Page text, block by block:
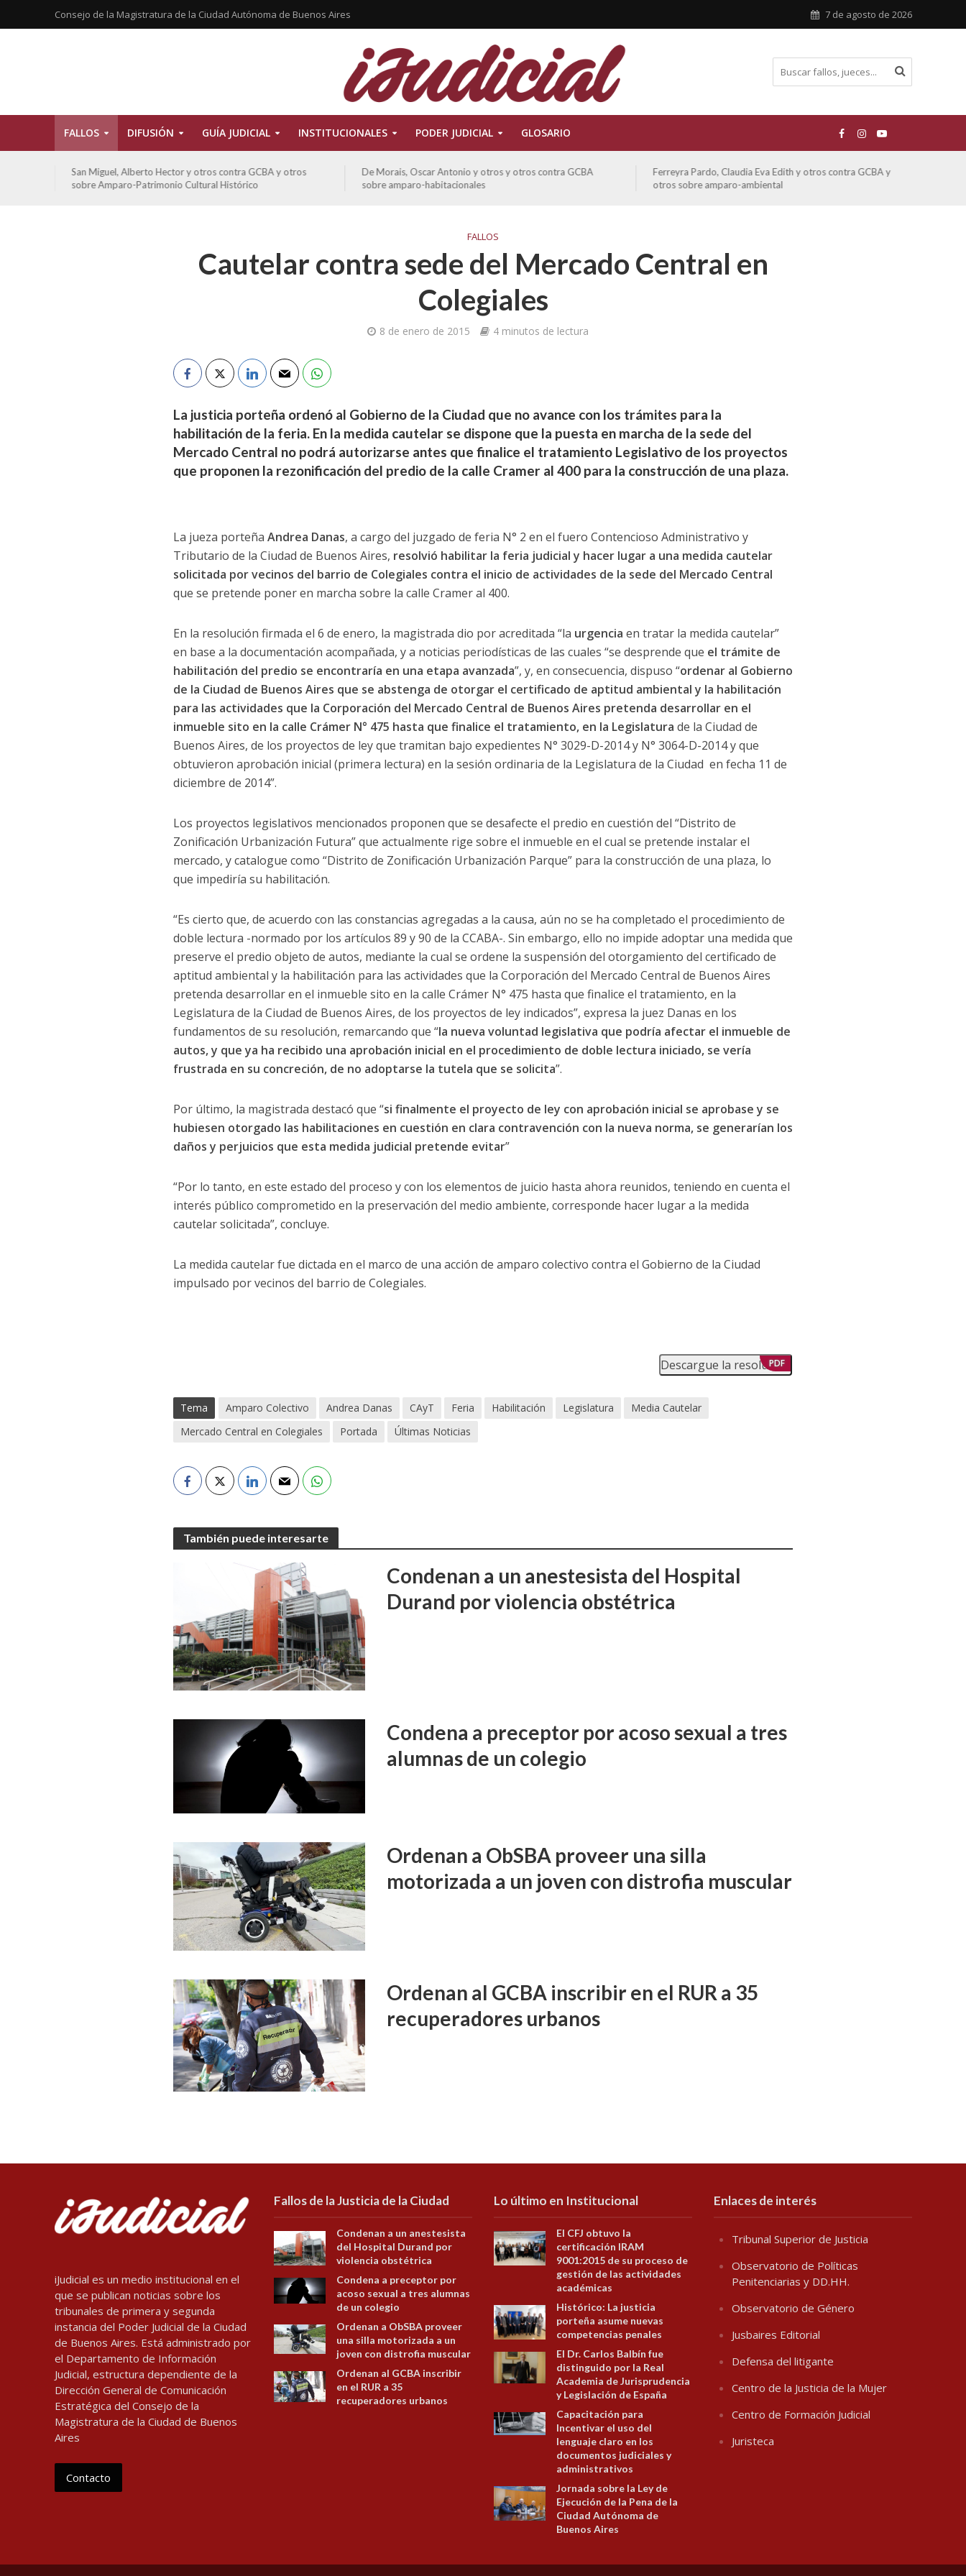
Consejo de la Magistratura de la Ciudad Autónoma de Buenos Aires 7 de agosto de 2026
FALLOS DIFUSIÓN GUÍA JUDICIAL INSTITUCIONALES PODER JUDICIAL GLOSARIO
San Miguel, Alberto Hector y otros contra GCBA y otros
sobre Amparo-Patrimonio Cultural Histórico
De Morais, Oscar Antonio y otros y otros contra GCBA
sobre amparo-habitacionales
Ferreyra Pardo, Claudia Eva Edith y otros contra GCBA y
otros sobre amparo-ambiental
FALLOS
Cautelar contra sede del Mercado Central en
Colegiales
8 de enero de 2015 4 minutos de lectura
La justicia porteña ordenó al Gobierno de la Ciudad que no avance con los trámites para la
habilitación de la feria. En la medida cautelar se dispone que la puesta en marcha de la sede del
Mercado Central no podrá autorizarse antes que finalice el tratamiento Legislativo de los proyectos
que proponen la rezonificación del predio de la calle Cramer al 400 para la construcción de una plaza.
La jueza porteña Andrea Danas, a cargo del juzgado de feria N° 2 en el fuero Contencioso Administrativo y
Tributario de la Ciudad de Buenos Aires, resolvió habilitar la feria judicial y hacer lugar a una medida cautelar
solicitada por vecinos del barrio de Colegiales contra el inicio de actividades de la sede del Mercado Central
que se pretende poner en marcha sobre la calle Cramer al 400.
En la resolución firmada el 6 de enero, la magistrada dio por acreditada “la urgencia en tratar la medida cautelar”
en base a la documentación acompañada, y a noticias periodísticas de las cuales “se desprende que el trámite de
habilitación del predio se encontraría en una etapa avanzada”, y, en consecuencia, dispuso “ordenar al Gobierno
de la Ciudad de Buenos Aires que se abstenga de otorgar el certificado de aptitud ambiental y la habilitación
para las actividades que la Corporación del Mercado Central de Buenos Aires pretenda desarrollar en el
inmueble sito en la calle Crámer N° 475 hasta que finalice el tratamiento, en la Legislatura de la Ciudad de
Buenos Aires, de los proyectos de ley que tramitan bajo expedientes N° 3029-D-2014 y N° 3064-D-2014 y que
obtuvieron aprobación inicial (primera lectura) en la sesión ordinaria de la Legislatura de la Ciudad en fecha 11 de
diciembre de 2014”.
Los proyectos legislativos mencionados proponen que se desafecte el predio en cuestión del “Distrito de
Zonificación Urbanización Futura” que actualmente rige sobre el inmueble en el cual se pretende instalar el
mercado, y catalogue como “Distrito de Zonificación Urbanización Parque” para la construcción de una plaza, lo
que impediría su habilitación.
“Es cierto que, de acuerdo con las constancias agregadas a la causa, aún no se ha completado el procedimiento de
doble lectura -normado por los artículos 89 y 90 de la CCABA-. Sin embargo, ello no impide adoptar una medida que
preserve el predio objeto de autos, mediante la cual se ordene la suspensión del otorgamiento del certificado de
aptitud ambiental y la habilitación para las actividades que la Corporación del Mercado Central de Buenos Aires
pretenda desarrollar en el inmueble sito en la calle Crámer N° 475 hasta que finalice el tratamiento, en la
Legislatura de la Ciudad de Buenos Aires, de los proyectos de ley indicados”, expresa la juez Danas en los
fundamentos de su resolución, remarcando que “la nueva voluntad legislativa que podría afectar el inmueble de
autos, y que ya ha recibido una aprobación inicial en el procedimiento de doble lectura iniciado, se vería
frustrada en su concreción, de no adoptarse la tutela que se solicita”.
Por último, la magistrada destacó que “si finalmente el proyecto de ley con aprobación inicial se aprobase y se
hubiesen otorgado las habilitaciones en cuestión en clara contravención con la nueva norma, se generarían los
daños y perjuicios que esta medida judicial pretende evitar”
“Por lo tanto, en este estado del proceso y con los elementos de juicio hasta ahora reunidos, teniendo en cuenta el
interés público comprometido en la preservación del medio ambiente, corresponde hacer lugar a la medida
cautelar solicitada”, concluye.
La medida cautelar fue dictada en el marco de una acción de amparo colectivo contra el Gobierno de la Ciudad
impulsado por vecinos del barrio de Colegiales.
Descargue la resolución
PDF
Tema Amparo Colectivo Andrea Danas CAyT Feria Habilitación Legislatura
Media Cautelar
Mercado Central en Colegiales
Portada Últimas Noticias
También puede interesarte
Condenan a un anestesista del Hospital
Durand por violencia obstétrica
Condena a preceptor por acoso sexual a tres
alumnas de un colegio
Ordenan a ObSBA proveer una silla
motorizada a un joven con distrofia muscular
Ordenan al GCBA inscribir en el RUR a 35
recuperadores urbanos
iJudicial es un medio institucional en el
que se publican noticias sobre los
tribunales de primera y segunda
instancia del Poder Judicial de la Ciudad
de Buenos Aires. Está administrado por
el Departamento de Información
Judicial, estructura dependiente de la
Dirección General de Comunicación
Estratégica del Consejo de la
Magistratura de la Ciudad de Buenos
Aires
Contacto
Fallos de la Justicia de la Ciudad
Condenan a un anestesista
del Hospital Durand por
violencia obstétrica
Condena a preceptor por
acoso sexual a tres alumnas
de un colegio
Ordenan a ObSBA proveer
una silla motorizada a un
joven con distrofia muscular
Ordenan al GCBA inscribir
en el RUR a 35
recuperadores urbanos
Lo último en Institucional
El CFJ obtuvo la
certificación IRAM
9001:2015 de su proceso de
gestión de las actividades
académicas
Histórico: La justicia
porteña asume nuevas
competencias penales
El Dr. Carlos Balbín fue
distinguido por la Real
Academia de Jurisprudencia
y Legislación de España
Capacitación para
Incentivar el uso del
lenguaje claro en los
documentos judiciales y
administrativos
Jornada sobre la Ley de
Ejecución de la Pena de la
Ciudad Autónoma de
Buenos Aires
Enlaces de interés
Tribunal Superior de Justicia
Observatorio de Políticas
Penitenciarias y DD.HH.
Observatorio de Género
Jusbaires Editorial
Defensa del litigante
Centro de la Justicia de la Mujer
Centro de Formación Judicial
Juristeca